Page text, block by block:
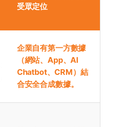
受眾定位
企業自有第一方數據
（網站、App、AI
Chatbot、CRM）結
合安全合成數據。